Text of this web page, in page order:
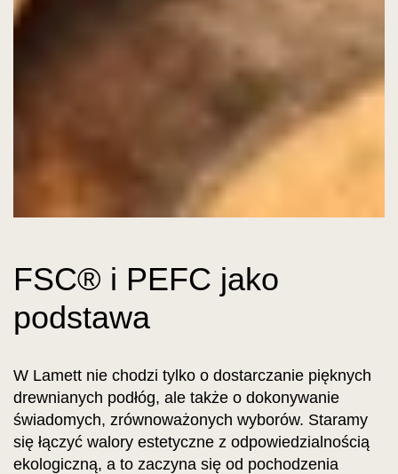
FSC® i PEFC jako
podstawa
W Lamett nie chodzi tylko o dostarczanie pięknych
drewnianych podłóg, ale także o dokonywanie
świadomych, zrównoważonych wyborów. Staramy
się łączyć walory estetyczne z odpowiedzialnością
ekologiczną, a to zaczyna się od pochodzenia